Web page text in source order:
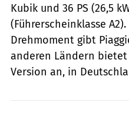
Kubik und 36 PS (26,5
(Führerscheinklasse
Drehmoment gibt
anderen Ländern bietet
Version an, in